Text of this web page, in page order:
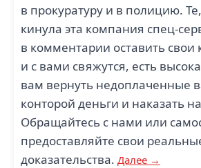
в прокуратуру и в полицию.
кинула эта компания спец-
в комментарии оставить свои
и с вами свяжутся, есть
вам вернуть недоплаченные
конторой деньги и наказать
Обращайтесь с нами или
предоставляйте свои
доказательства. Далее →